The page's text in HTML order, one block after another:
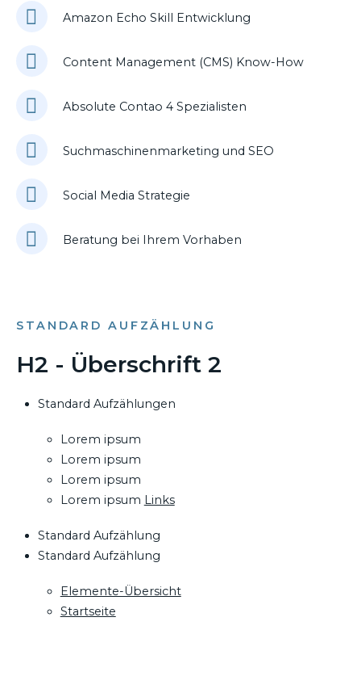
Amazon Echo Skill Entwicklung
Content Management (CMS) Know-How
Absolute Contao 4 Spezialisten
Suchmaschinenmarketing und SEO
Social Media Strategie
Beratung bei Ihrem Vorhaben
STANDARD AUFZÄHLUNG
H2 - Überschrift 2
Standard Aufzählungen
Lorem ipsum
Lorem ipsum
Lorem ipsum
Lorem ipsum Links
Standard Aufzählung
Standard Aufzählung
Elemente-Übersicht
Startseite